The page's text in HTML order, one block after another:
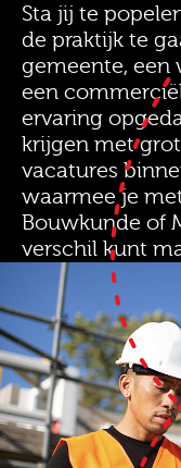
Sta jij te
de praktijk te
gemeente,
een
ervaring
krijgen met
vacatures
waarmee je
Bouwkunde of
verschil kunt
we op dit
in ons
snel aan de
van je.